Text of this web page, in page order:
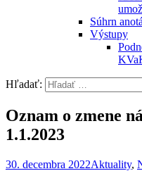
Súhrn
Výstupy
Hľadať:
Oznam o zmene
1.1.2023
30. decembra 2022Aktuality,